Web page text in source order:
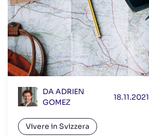
DA ADRIEN
GOMEZ
18.11.2021
Vivere in Svizzera